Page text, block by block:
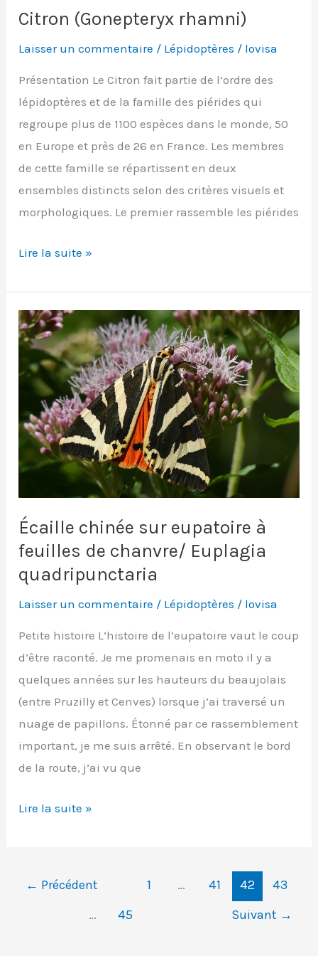
Citron (Gonepteryx rhamni)
Laisser un commentaire / Lépidoptères / lovisa
Présentation Le Citron fait partie de l’ordre des
lépidoptères et de la famille des piérides qui
regroupe plus de 1100 espèces dans le monde, 50
en Europe et près de 26 en France. Les membres
de cette famille se répartissent en deux
ensembles distincts selon des critères visuels et
morphologiques. Le premier rassemble les piérides
Citron
rhamni)
Lire la suite »
Écaille chinée sur eupatoire à
feuilles de chanvre/ Euplagia
quadripunctaria
Laisser un commentaire / Lépidoptères / lovisa
Petite histoire L’histoire de l’eupatoire vaut le coup
d’être raconté. Je me promenais en moto il y a
quelques années sur les hauteurs du beaujolais
(entre Pruzilly et Cenves) lorsque j’ai traversé un
nuage de papillons. Étonné par ce rassemblement
important, je me suis arrêté. En observant le bord
de la route, j’ai vu que
Écaille
Lire la suite »
← Précédent 1 … 41 42
43
…
45 Suivant →